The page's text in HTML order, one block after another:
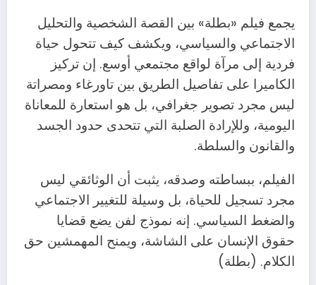
يجمع فيلم «بطلة» بين القصة الشخصية والتحليل
الاجتماعي والسياسي، ويكشف كيف تتحول حياة
فردية إلى مرآة لواقع مجتمعي أوسع. إن تركيز
الكاميرا على تفاصيل الطريق بين تاورغاء ومصراتة
ليس مجرد تصوير جغرافي، بل هو استعارة للمعاناة
اليومية، وللإرادة الصلبة التي تتحدى حدود الجسد
والقانون والسلطة.
الفيلم، ببساطته وصدقه، يثبت أن الوثائقي ليس
مجرد تسجيل للحياة، بل وسيلة للتغيير الاجتماعي
والضغط السياسي. إنه نموذج لفن يضع قضايا
حقوق الإنسان على الشاشة، ويمنح المهمشين حق
الكلام. (بطلة)